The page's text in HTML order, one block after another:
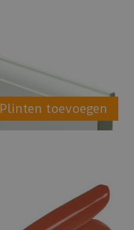
Plinten toevoegen